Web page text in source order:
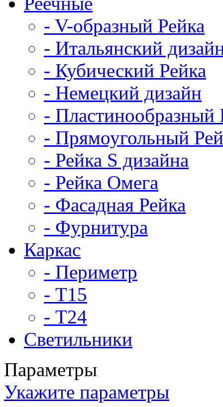
- V-образный Рейка
- Итальянский
- Кубический Рейка
- Немецкий дизайн
- Пластинообразный
- Прямоугольный
- Рейка S дизайна
- Рейка Омега
- Фасадная Рейка
- Фурнитура
Каркас
- Периметр
- Т15
- Т24
Светильники
Параметры
Укажите параметры